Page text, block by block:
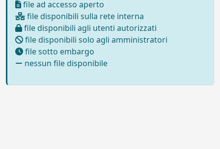
file ad accesso aperto
file disponibili sulla rete interna
file disponibili agli utenti autorizzati
file disponibili solo agli amministratori
file sotto embargo
nessun file disponibile